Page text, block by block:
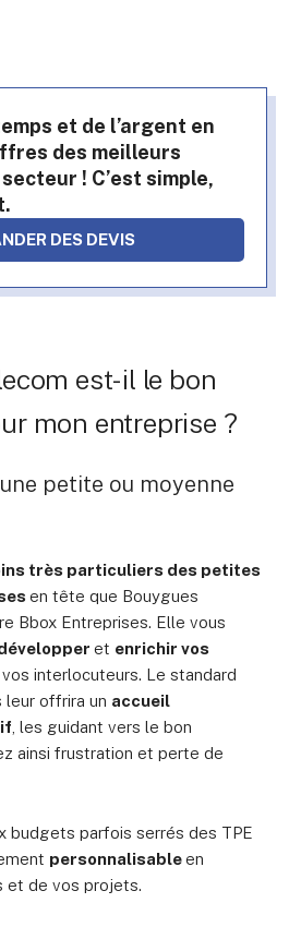
et de l’argent en
des meilleurs
! C’est simple,
DES DEVIS
est-il le bon
mon entreprise ?
petite ou moyenne
très particuliers des petites
en tête que Bouygues
Bbox Entreprises. Elle vous
et enrichir vos
interlocuteurs. Le standard
leur offrira un accueil
, les guidant vers le bon
ainsi frustration et perte de
budgets parfois serrés des TPE
personnalisableen
et de vos projets.